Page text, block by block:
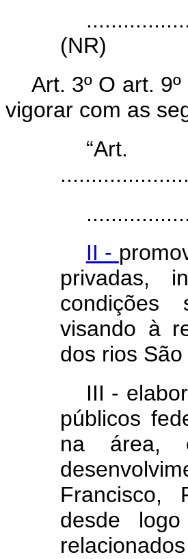
(NR)
Art. 3º O art. 9º
vigorar com as
II -
privadas,
condições
visando à
dos rios
III -
públicos
na área,
Francisco,
desde